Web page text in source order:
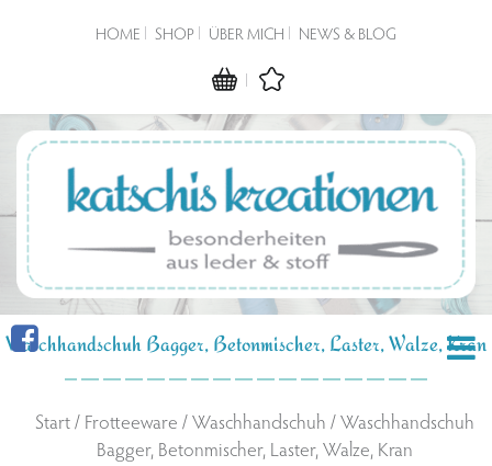
HOME SHOP ÜBER MICH NEWS & BLOG
Waschhandschuh Bagger, Betonmischer, Laster, Walze, Kran
Start/ Frotteeware /Waschhandschuh / Waschhandschuh
Bagger, Betonmischer, Laster, Walze, Kran